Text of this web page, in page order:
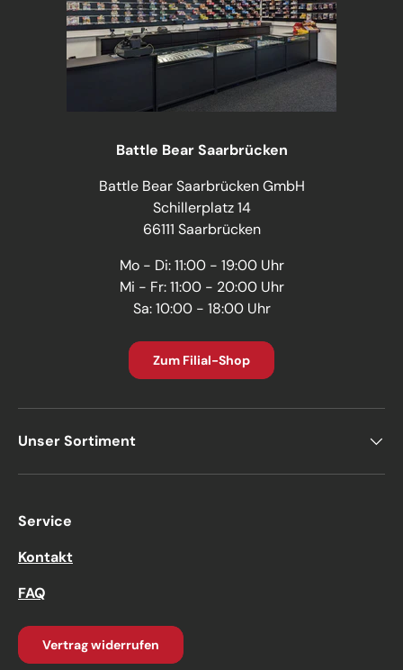
Battle Bear Saarbrücken
Battle Bear Saarbrücken GmbH
Schillerplatz 14
66111 Saarbrücken
Mo - Di: 11:00 - 19:00 Uhr
Mi - Fr: 11:00 - 20:00 Uhr
Sa: 10:00 - 18:00 Uhr
Zum Filial-Shop
Unser Sortiment
Service
Kontakt
FAQ
Vertrag widerrufen